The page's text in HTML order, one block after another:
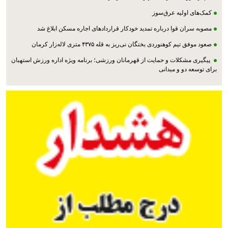
کمک‌های اولیه عرق‌سوز
مصوبه سران قوا درباره تمدید خودکار قراردادهای اجاره مسکن ابلاغ شد
صعود موفق تیم کوهنوردی بختگان نی‌ریز به قله ۴۳۷۵ متری لاله‌زار کرمان
پیگیری مشکلات و حمایت از قهرمانان ورزشی؛ برنامه ویژه اداره ورزش استهبان
برای توسعه دو و میدانی